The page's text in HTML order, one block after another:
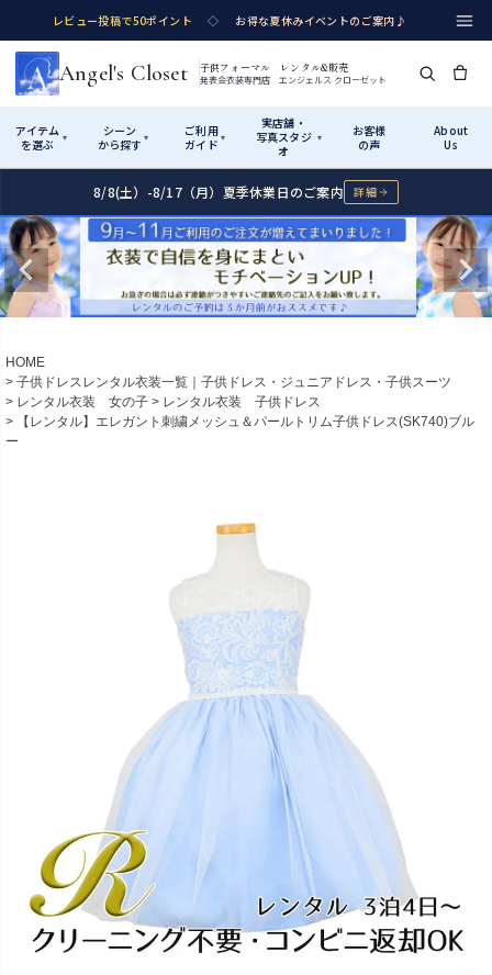
レビュー投稿で50ポイント ◇ お得な夏休みイベントのご案内♪
Angel's Closet 子供フォーマル レンタル&販売
発表会衣装専門店 エンジェルス クローゼット
アイテム
を選ぶ
▾
シーン
から探す ▾
ご利用
ガイド ▾
実店舗・
写真スタジ
オ
▾
お客様
の声
About
Us
Shop by Category アイテムから探す
カテゴリ詳細→ サイズで選ぶ→
Rentalレンタル
パニエ
コスチューム
インナー・パニエ アクセサリー
ジュエリー 音楽雑貨
Shop by Occasion シーンから探す
性別・サイズで絞り込む→
フラワーガール・リングボーイ・ゲ
Graduation & Entrance
卒業式・入学式
きちんと感のあるフォーマル
Shichi-Go-San
七五三
3歳・5歳・7歳の晴れの日
How It Works ご利用ガイド
Startはじめに
01
02 サイズの選び方
測り方と目安
予約・配送・返却・料金
あんしんパック
汚れ・キズ・破損の補償
Buy & Support
07 販売・共通のご案内
品質・返品・お手入れ
08 送料・お支払い
送料・決済方法
Visit Us 実店舗・写真スタジオ
実店舗 つくば店
茨城県土浦市大町14-16-1F
10:00–18:00（完全予約制）
店舗を予約する →
8/8(土）-8/17（月）夏季休業日のご案内 詳細
HOME
子供ドレスレンタル衣装一覧｜子供ドレス・ジュニアドレス・子供スーツ
レンタル衣装 女の子
レンタル衣装 子供ドレス
【レンタル】エレガント刺繍メッシュ＆パールトリム子供ドレス(SK740)ブル
ー